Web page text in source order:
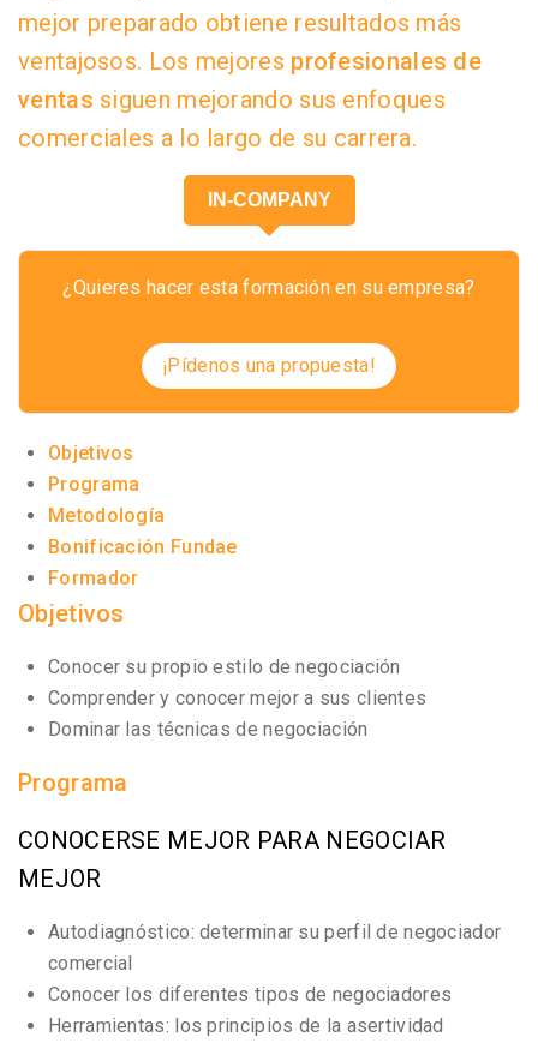
mejor preparado obtiene resultados más
ventajosos. Los mejores profesionales de
ventas siguen mejorando sus enfoques
comerciales a lo largo de su carrera.
IN-COMPANY
¿Quieres hacer esta formación en su empresa?
¡Pídenos una propuesta!
Objetivos
Programa
Metodología
Bonificación Fundae
Formador
Objetivos
Conocer su propio estilo de negociación
Comprender y conocer mejor a sus clientes
Dominar las técnicas de negociación
Programa
CONOCERSE MEJOR PARA NEGOCIAR
MEJOR
Autodiagnóstico: determinar su perfil de negociador
comercial
Conocer los diferentes tipos de negociadores
Herramientas: los principios de la asertividad